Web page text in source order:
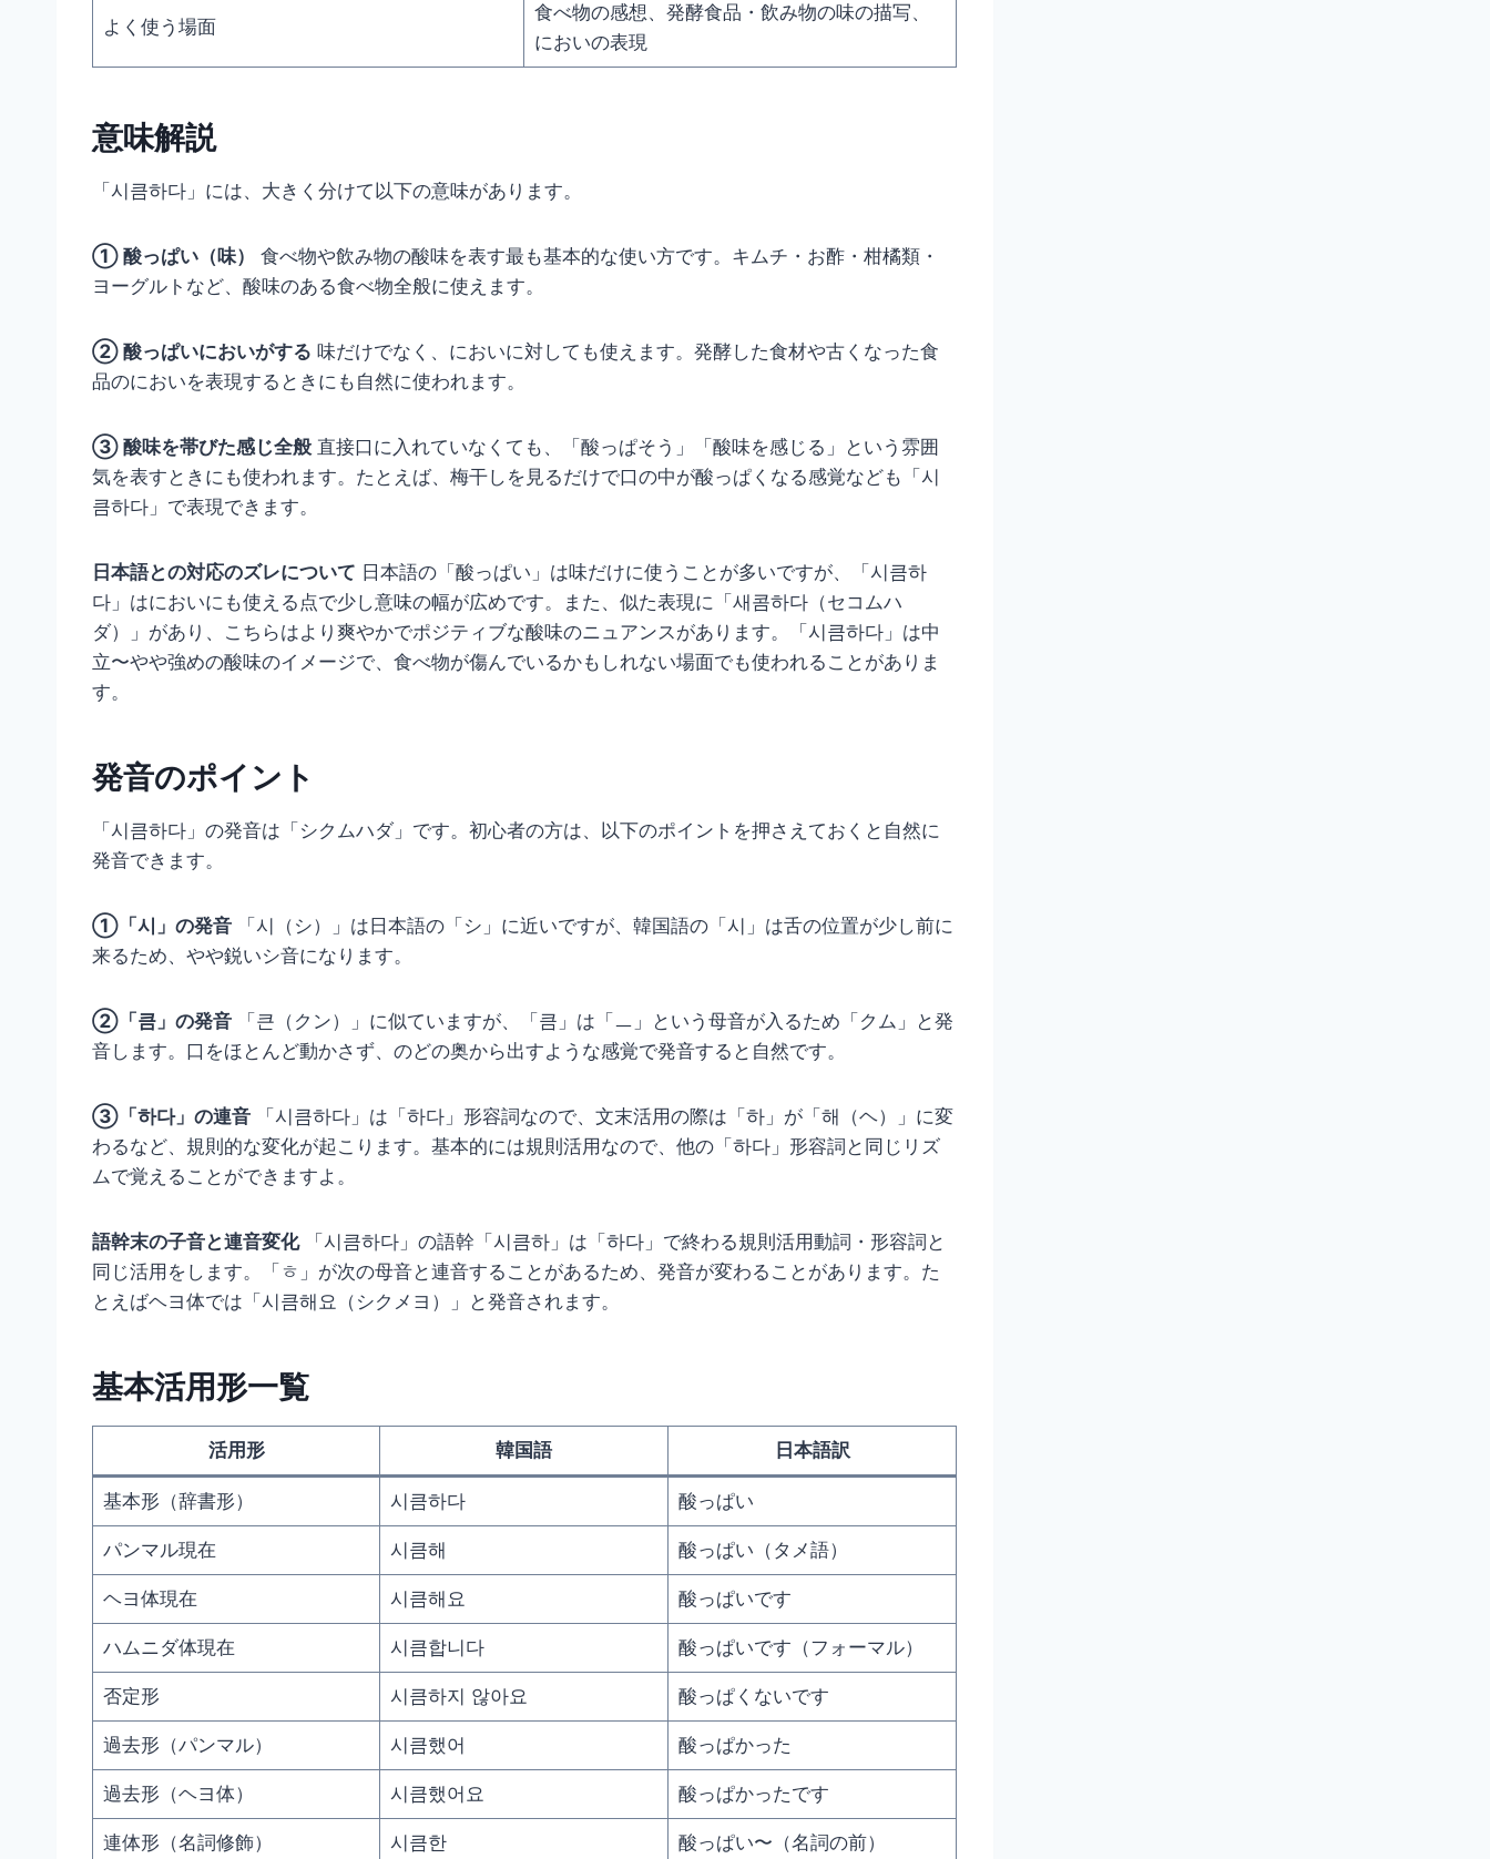
よく使う場面
食べ物の感想、発酵食品・飲み物の味の描写、
においの表現
意味解説
「시큼하다」には、大きく分けて以下の意味があります。
① 酸っぱい（味）
食べ物や飲み物の酸味を表す最も基本的な使い方です。キムチ・お酢・柑橘類・
ヨーグルトなど、酸味のある食べ物全般に使えます。
② 酸っぱいにおいがする 味だけでなく、においに対しても使えます。発酵した食材や古くなった食
品のにおいを表現するときにも自然に使われます。
③ 酸味を帯びた感じ全般 直接口に入れていなくても、「酸っぱそう」「酸味を感じる」という雰囲
気を表すときにも使われます。たとえば、梅干しを見るだけで口の中が酸っぱくなる感覚なども「시
큼하다」で表現できます。
日本語との対応のズレについて 日本語の「酸っぱい」は味だけに使うことが多いですが、「시큼하
다」はにおいにも使える点で少し意味の幅が広めです。また、似た表現に「새콤하다（セコムハ
ダ）」があり、こちらはより爽やかでポジティブな酸味のニュアンスがあります。「시큼하다」は中
立〜やや強めの酸味のイメージで、食べ物が傷んでいるかもしれない場面でも使われることがありま
す。
発音のポイント
「시큼하다」の発音は「シクムハダ」です。初心者の方は、以下のポイントを押さえておくと自然に
発音できます。
①「시」の発音 「시（シ）」は日本語の「シ」に近いですが、韓国語の「시」は舌の位置が少し前に
来るため、やや鋭いシ音になります。
②「큼」の発音 「큰（クン）」に似ていますが、「큼」は「ㅡ」という母音が入るため「クム」と発
音します。口をほとんど動かさず、のどの奥から出すような感覚で発音すると自然です。
③「하다」の連音 「시큼하다」は「하다」形容詞なので、文末活用の際は「하」が「해（ヘ）」に変
わるなど、規則的な変化が起こります。基本的には規則活用なので、他の「하다」形容詞と同じリズ
ムで覚えることができますよ。
語幹末の子音と連音変化「시큼하다」の語幹「시큼하」は「하다」で終わる規則活用動詞・形容詞と
同じ活用をします。「ㅎ」が次の母音と連音することがあるため、発音が変わることがあります。た
とえばヘヨ体では「시큼해요（シクメヨ）」と発音されます。
基本活用形一覧
活用形 韓国語 日本語訳
基本形（辞書形） 시큼하다 酸っぱい
パンマル現在 시큼해 酸っぱい（タメ語）
ヘヨ体現在 시큼해요 酸っぱいです
ハムニダ体現在 시큼합니다 酸っぱいです（フォーマル）
否定形 시큼하지 않아요 酸っぱくないです
過去形（パンマル） 시큼했어 酸っぱかった
過去形（ヘヨ体） 시큼했어요 酸っぱかったです
連体形（名詞修飾） 시큼한 酸っぱい〜（名詞の前）